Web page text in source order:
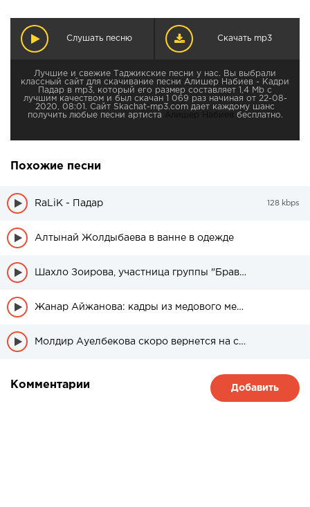
Слушать песню Скачать mp3
Лучшие и свежие Таджикские песни у нас. Вы выбрали
классный сайт для скачивание песни Алишер Набиев - Кадри
Падар в mp3, который его размер составляет 1,4 Mb с
лучшим качеством и был скачан 1 069 раз начиная от 22-08-
2020, 08:01. Сайт Skachat-mp3.com дает каждому шанс
получить любые песни артиста
Алишер Набиев бесплатно.
Похожие песни
RaLiK - Падар 128 kbps
Алтынай Жолдыбаева в ванне в одежде
Шахло Зоирова, участница группы "Браво" была в свадебном платье
Жанар Айжанова: кадры из медового месяца дочери
Молдир Ауелбекова скоро вернется на сцену
Комментарии Добавить